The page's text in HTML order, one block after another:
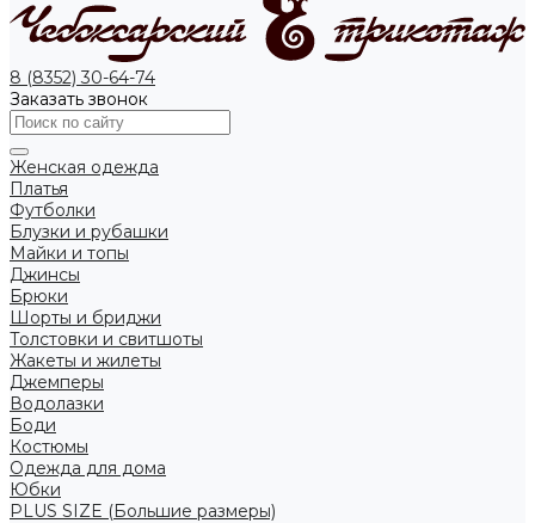
8 (8352) 30-64-74
Заказать звонок
Женская одежда
Платья
Футболки
Блузки и рубашки
Майки и топы
Джинсы
Брюки
Шорты и бриджи
Толстовки и свитшоты
Жакеты и жилеты
Джемперы
Водолазки
Боди
Костюмы
Одежда для дома
Юбки
PLUS SIZE (Большие размеры)